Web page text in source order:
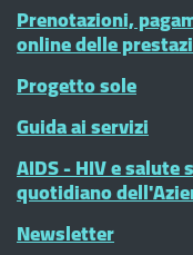
Prenotazioni,
online delle
Progetto sole
Guida ai servizi
AIDS - HIV e salute
quotidiano
Newsletter